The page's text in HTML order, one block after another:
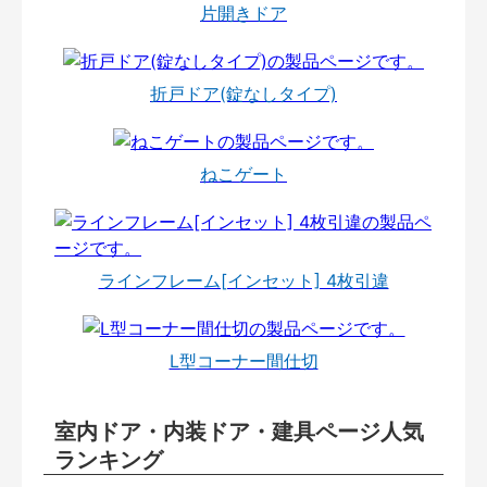
片開きドア
折戸ドア(錠なしタイプ)
ねこゲート
ラインフレーム[インセット] 4枚引違
L型コーナー間仕切
室内ドア・内装ドア・建具ページ人気
ランキング